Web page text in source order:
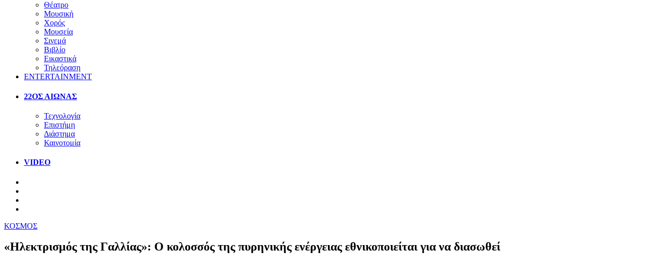
Θέατρο
Μουσική
Χορός
Μουσεία
Σινεμά
Βιβλίο
Εικαστικά
Τηλεόραση
ENTERTAINMENT
22ΟΣ ΑΙΩΝΑΣ
Τεχνολογία
Επιστήμη
Διάστημα
Καινοτομία
VIDEO
ΚΟΣΜΟΣ
«Ηλεκτρισμός της Γαλλίας»: Ο κολοσσός της πυρηνικής ενέργειας εθνικοποιείται για να διασωθεί